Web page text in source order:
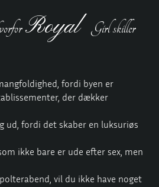
Royal Girl skiller
fordi byen er
der dækker
ud, fordi det skaber en luksuriøs
ikke bare er ude efter sex, men
vil du ikke have noget